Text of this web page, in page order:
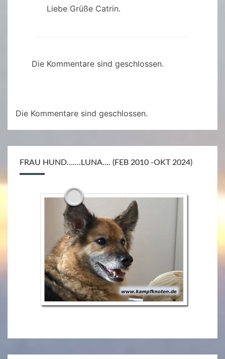
Liebe Grüße Catrin.
Die Kommentare sind geschlossen.
Die Kommentare sind geschlossen.
FRAU HUND…….LUNA…. (FEB 2010 -OKT 2024)